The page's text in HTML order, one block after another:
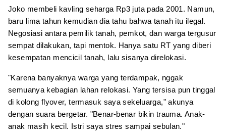
Joko membeli kavling seharga Rp3 juta pada 2001. Namun,
baru lima tahun kemudian dia tahu bahwa tanah itu ilegal.
Negosiasi antara pemilik tanah, pemkot, dan warga tergusur
sempat dilakukan, tapi mentok. Hanya satu RT yang diberi
kesempatan mencicil tanah, lalu sisanya direlokasi.
"Karena banyaknya warga yang terdampak, nggak
semuanya kebagian lahan relokasi. Yang tersisa pun tinggal
di kolong flyover, termasuk saya sekeluarga," akunya
dengan suara bergetar. "Benar-benar bikin trauma. Anak-
anak masih kecil. Istri saya stres sampai sebulan."